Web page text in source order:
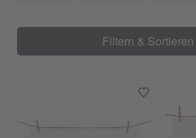
Filtern & Sortieren
Filtern & Sortieren